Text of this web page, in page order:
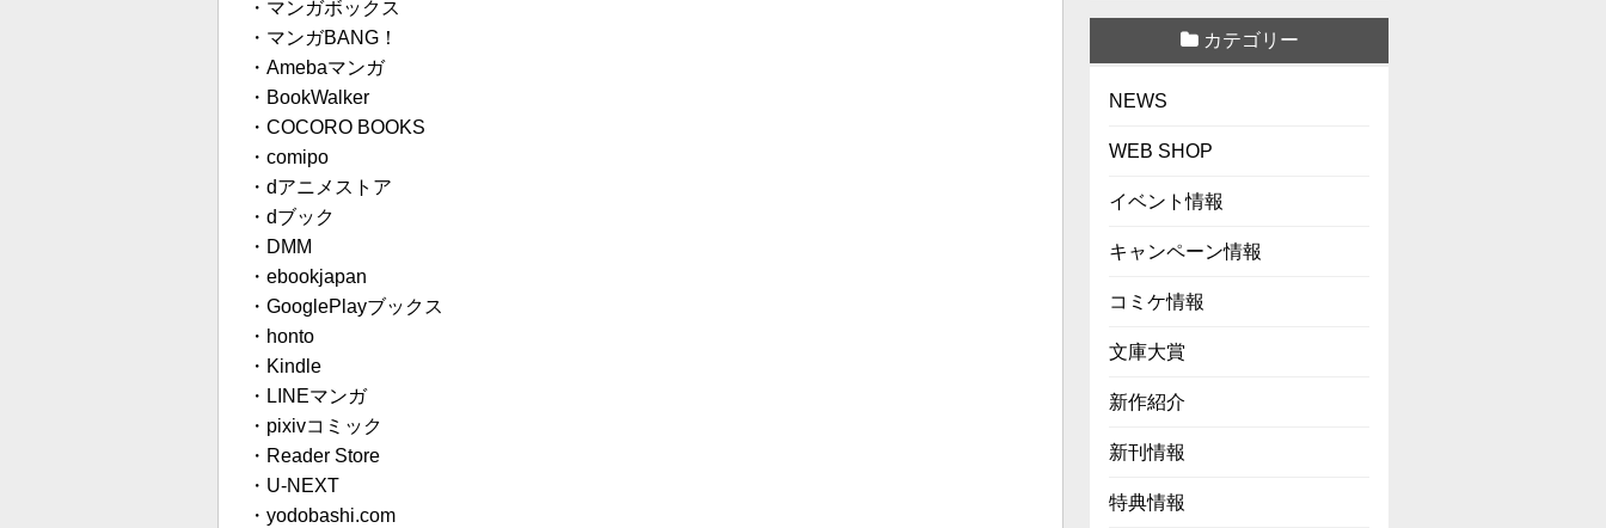
・ マンガボックス
・ マンガBANG！
・ Amebaマンガ
・ BookWalker
・ COCORO BOOKS
・ comipo
・ dアニメストア
・ dブック
・ DMM
・ ebookjapan
・ GooglePlayブックス
・ honto
・ Kindle
・ LINEマンガ
・ pixivコミック
・ Reader Store
・ U-NEXT
・ yodobashi.com
カテゴリー
NEWS
WEB SHOP
イベント情報
キャンペーン情報
コミケ情報
文庫大賞
新作紹介
新刊情報
特典情報